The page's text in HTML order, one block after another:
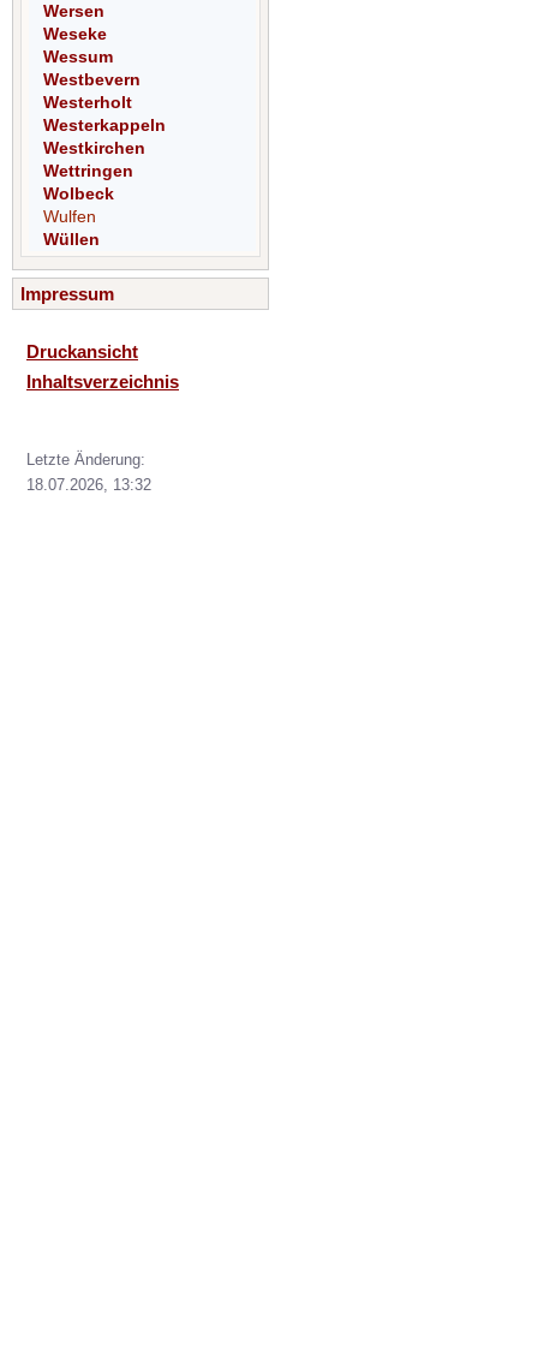
Wersen
Weseke
Wessum
Westbevern
Westerholt
Westerkappeln
Westkirchen
Wettringen
Wolbeck
Wulfen
Wüllen
Impressum
Druckansicht
Inhaltsverzeichnis
Letzte Änderung:
18.07.2026, 13:32